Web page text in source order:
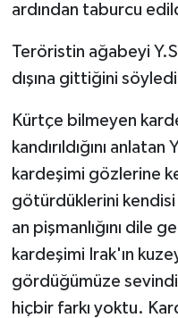
ardından taburcu
Teröristin ağabeyi
dışına gittiğini
Kürtçe bilmeyen
kandırıldığını
kardeşimi gözlerine
götürdüklerini
an pişmanlığını dile
kardeşimi Irak'ın
gördüğümüze
hiçbir farkı yoktu.